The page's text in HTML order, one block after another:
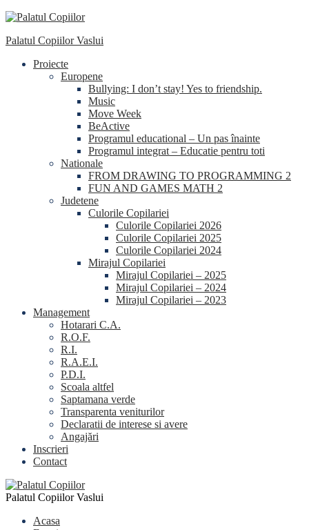
Palatul Copiilor Vaslui
Proiecte
Europene
Bullying: I don’t stay! Yes to friendship.
Music
Move Week
BeActive
Programul educational – Un pas înainte
Programul integrat – Educatie pentru toti
Nationale
FROM DRAWING TO PROGRAMMING 2
FUN AND GAMES MATH 2
Judetene
Culorile Copilariei
Culorile Copilariei 2026
Culorile Copilariei 2025
Culorile Copilariei 2024
Mirajul Copilariei
Mirajul Copilariei – 2025
Mirajul Copilariei – 2024
Mirajul Copilariei – 2023
Management
Hotarari C.A.
R.O.F.
R.I.
R.A.E.I.
P.D.I.
Scoala altfel
Saptamana verde
Transparenta veniturilor
Declaratii de interese si avere
Angajări
Inscrieri
Contact
Palatul Copiilor Vaslui
Acasa